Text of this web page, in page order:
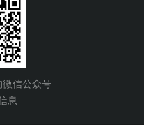
微信公众号
息